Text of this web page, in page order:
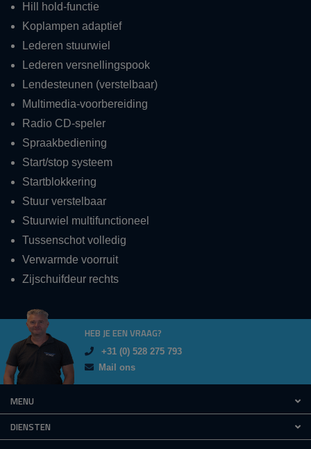
Hill hold-functie
Koplampen adaptief
Lederen stuurwiel
Lederen versnellingspook
Lendesteunen (verstelbaar)
Multimedia-voorbereiding
Radio CD-speler
Spraakbediening
Start/stop systeem
Startblokkering
Stuur verstelbaar
Stuurwiel multifunctioneel
Tussenschot volledig
Verwarmde voorruit
Zijschuifdeur rechts
HEB JE EEN VRAAG?
+31 (0) 528 275 793
Mail ons
MENU
DIENSTEN